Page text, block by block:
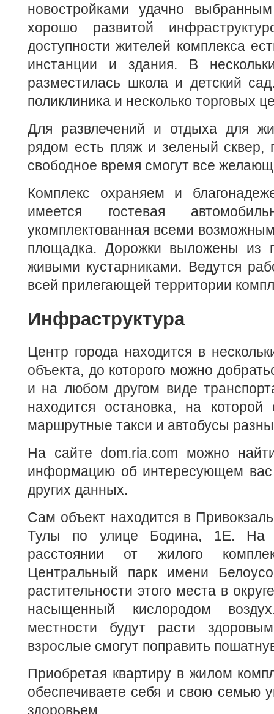
новостройками удачно
хорошо развитой
доступности жителей комплекса
инстанции и здания. В
разместилась школа и детский
поликлиника и несколько торговых
Для развлечений и отдыха для
рядом есть пляж и зеленый сквер,
свободное время смогут все
Комплекс охраняем и
имеется гостевая
укомплектованная всеми
площадка. Дорожки выложены из
живыми кустарниками. Ведутся
всей прилегающей территории
Инфраструктура
Центр города находится в
объекта, до которого можно
и на любом другом виде
находится остановка, на которой
маршрутные такси и автобусы
На сайте dom.ria.com можно
информацию об интересующем вас
других данных.
Сам объект находится в
Тулы по улице Бодина, 1Е. На
расстоянии от жилого
Центральный парк имени
растительности этого места в
насыщенный кислородом
местности будут расти
взрослые смогут поправить
Приобретая квартиру в жилом
обеспечиваете себя и свою семью
здоровьем.